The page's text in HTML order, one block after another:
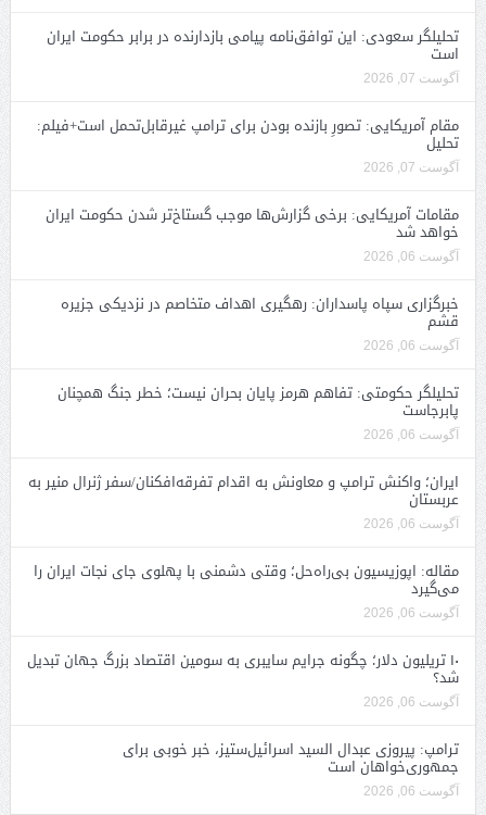
تحلیلگر سعودی: این توافق‌نامه پیامی بازدارنده در برابر حکومت ایران
است
آگوست 07, 2026
مقام آمریکایی: تصورِ بازنده بودن برای ترامپ غیرقابل‌تحمل است+فیلم:
تحلیل
آگوست 07, 2026
مقامات آمریکایی: برخی گزارش‌ها موجب گستاخ‌تر شدن حکومت ایران
خواهد شد
آگوست 06, 2026
خبرگزاری سپاه پاسداران: رهگیری اهداف متخاصم در نزدیکی جزیره
قشم
آگوست 06, 2026
تحلیلگر حکومتی: تفاهم هرمز پایان بحران نیست؛ خطر جنگ همچنان
پابرجاست
آگوست 06, 2026
ایران؛ واکنش ترامپ و معاونش به اقدام تفرقه‌افکنان/سفر ژنرال منیر به
عربستان
آگوست 06, 2026
مقاله: اپوزیسیون بی‌راه‌حل؛ وقتی دشمنی با پهلوی جای نجات ایران را
می‌گیرد
آگوست 06, 2026
۱۰ تریلیون دلار؛ چگونه جرایم سایبری به سومین اقتصاد بزرگ جهان تبدیل
شد؟
آگوست 06, 2026
ترامپ: پیروزی عبدال السید اسرائیل‌ستیز، خبر خوبی برای
جمهوری‌خواهان است
آگوست 06, 2026